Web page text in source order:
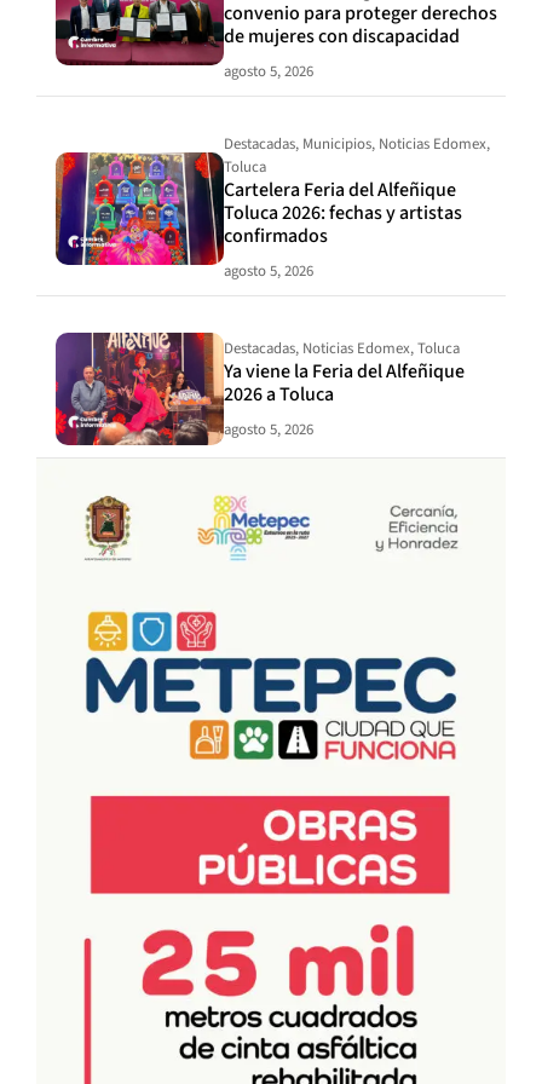
convenio para proteger derechos
de mujeres con discapacidad
agosto 5, 2026
Destacadas, Municipios, Noticias Edomex,
Toluca
Cartelera Feria del Alfeñique
Toluca 2026: fechas y artistas
confirmados
agosto 5, 2026
Destacadas, Noticias Edomex,Toluca
Ya viene la Feria del Alfeñique
2026 a Toluca
agosto 5, 2026